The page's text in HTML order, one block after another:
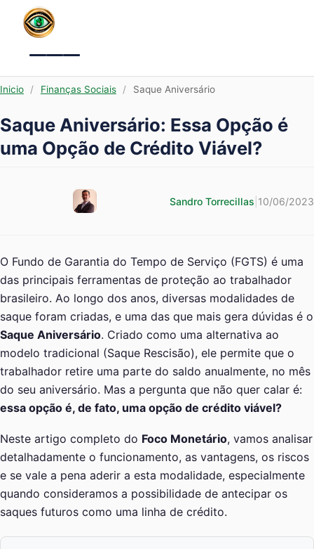
Menu
Inicio / Finanças Sociais / Saque Aniversário
Saque Aniversário: Essa Opção é
uma Opção de Crédito Viável?
Sandro Torrecillas 10/06/2023
O Fundo de Garantia do Tempo de Serviço (FGTS) é uma
das principais ferramentas de proteção ao trabalhador
brasileiro. Ao longo dos anos, diversas modalidades de
saque foram criadas, e uma das que mais gera dúvidas é o
Saque Aniversário. Criado como uma alternativa ao
modelo tradicional (Saque Rescisão), ele permite que o
trabalhador retire uma parte do saldo anualmente, no mês
do seu aniversário. Mas a pergunta que não quer calar é:
essa opção é, de fato, uma opção de crédito viável?
Neste artigo completo do Foco Monetário, vamos analisar
detalhadamente o funcionamento, as vantagens, os riscos
e se vale a pena aderir a esta modalidade, especialmente
quando consideramos a possibilidade de antecipar os
saques futuros como uma linha de crédito.